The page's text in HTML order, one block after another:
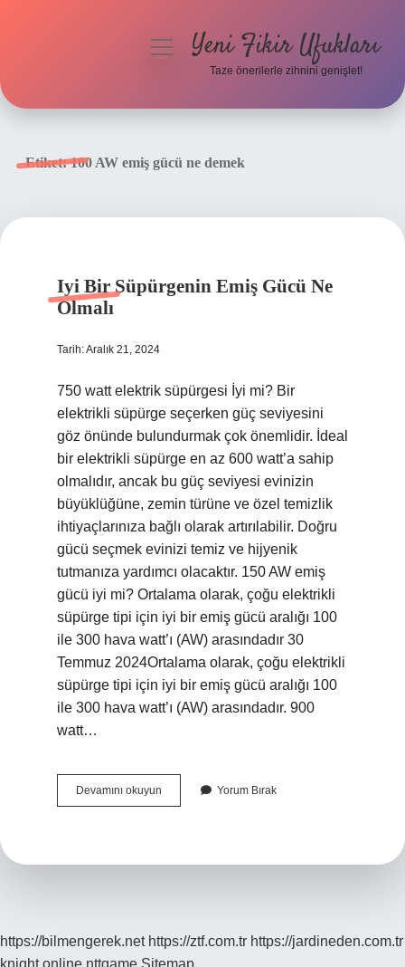
menüyüYeni Fikir Ufukları
Taze önerilerle zihnini genişlet!
Etiket:100 AW emiş gücü ne demek
Iyi Bir Süpürgenin Emiş Gücü Ne
Olmalı
Tarih: Aralık 21, 2024
750 watt elektrik süpürgesi İyi mi? Bir
elektrikli süpürge seçerken güç seviyesini
göz önünde bulundurmak çok önemlidir. İdeal
bir elektrikli süpürge en az 600 watt’a sahip
olmalıdır, ancak bu güç seviyesi evinizin
büyüklüğüne, zemin türüne ve özel temizlik
ihtiyaçlarınıza bağlı olarak artırılabilir. Doğru
gücü seçmek evinizi temiz ve hijyenik
tutmanıza yardımcı olacaktır. 150 AW emiş
gücü iyi mi? Ortalama olarak, çoğu elektrikli
süpürge tipi için iyi bir emiş gücü aralığı 100
ile 300 hava watt’ı (AW) arasındadır 30
Temmuz 2024Ortalama olarak, çoğu elektrikli
süpürge tipi için iyi bir emiş gücü aralığı 100
ile 300 hava watt’ı (AW) arasındadır. 900
watt…
Devamını okuyun
Bir
Yorum Bırak
https://bilmengerek.net https://ztf.com.tr https://jardineden.com.tr
knight online nttgame Sitemap